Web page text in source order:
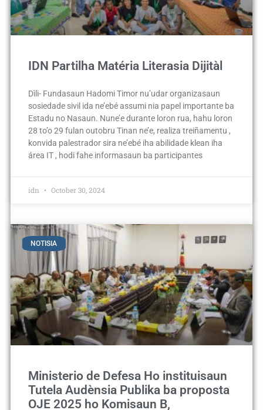
IDN Partilha Matéria Literasia Dijitàl
Dìli- Fundasaun Hadomi Timor nu’udar organizasaun
sosiedade sivil ida ne’ebé assumi nia papel importante ba
Estadu no Nasaun. Nune’e durante loron rua, hahu loron
28 to’o 29 fulan outobru Tinan ne’e, realiza treiñamentu ,
konvida palestrador sira ne’ebé iha abilidade klean iha
área IT , hodi fahe informasaun ba participantes
idn October 30, 2024
NOTISIA
Ministerio de Defesa Ho instituisaun
Tutela Audènsia Publika ba proposta
OJE 2025 ho Komisaun B,